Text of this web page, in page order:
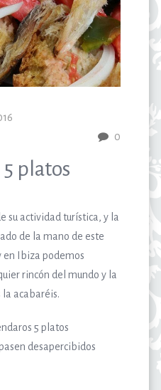
0
platos
su actividad turística, y la
de la mano de este
en Ibiza podemos
rincón del mundo y la
acabaréis.
5 platos
desapercibidos